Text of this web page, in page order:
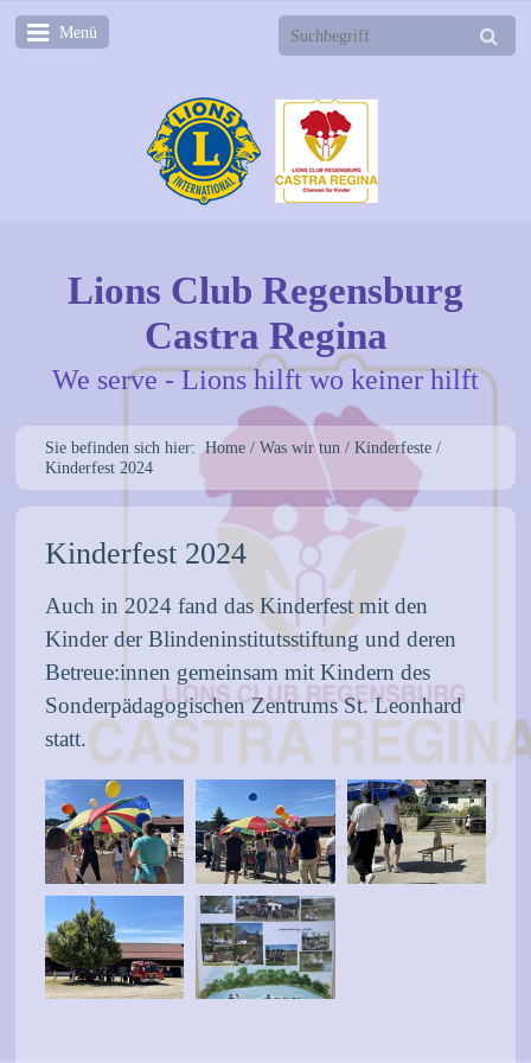
Menü
Lions Club Regensburg
Castra Regina
We serve - Lions hilft wo keiner hilft
Sie befinden sich hier:Home / Was wir tun / Kinderfeste /
Kinderfest 2024
Kinderfest 2024
Auch in 2024 fand das Kinderfest mit den
Kinder der Blindeninstitutsstiftung und deren
Betreue:innen gemeinsam mit Kindern des
Sonderpädagogischen Zentrums St. Leonhard
statt.